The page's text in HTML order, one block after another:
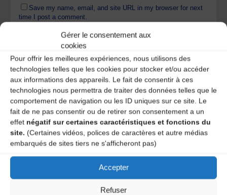
Gérer le consentement aux
cookies
Pour offrir les meilleures expériences, nous utilisons des
technologies telles que les cookies pour stocker et/ou accéder
aux informations des appareils. Le fait de consentir à ces
technologies nous permettra de traiter des données telles que le
comportement de navigation ou les ID uniques sur ce site. Le
fait de ne pas consentir ou de retirer son consentement a un
effet négatif sur certaines caractéristiques et fonctions du
site. (Certaines vidéos, polices de caractères et autre médias
embarqués de sites tiers ne s'afficheront pas)
Accepter
Refuser
Save my name, email, and site URL in my browser for next
time I post a comment.
Ce site utilise Akismet pour réduire les indésirables.
savoir plus sur la façon dont les données de vos
commentaires sont traitées
A DECOUVRIR :